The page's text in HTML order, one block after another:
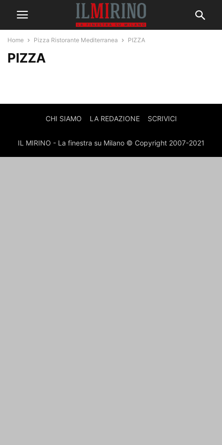
Home Pizza Ristorante Mediterranea PIZZA
PIZZA
CHI SIAMO LA REDAZIONE SCRIVICI
IL MIRINO - La finestra su Milano © Copyright 2007-2021